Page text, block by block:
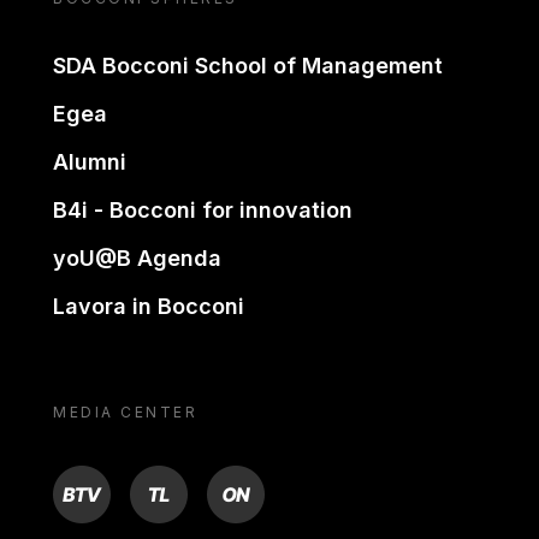
SDA Bocconi School of Management
Egea
Alumni
B4i - Bocconi for innovation
yoU@B Agenda
Lavora in Bocconi
MEDIA CENTER
BTV TL ON